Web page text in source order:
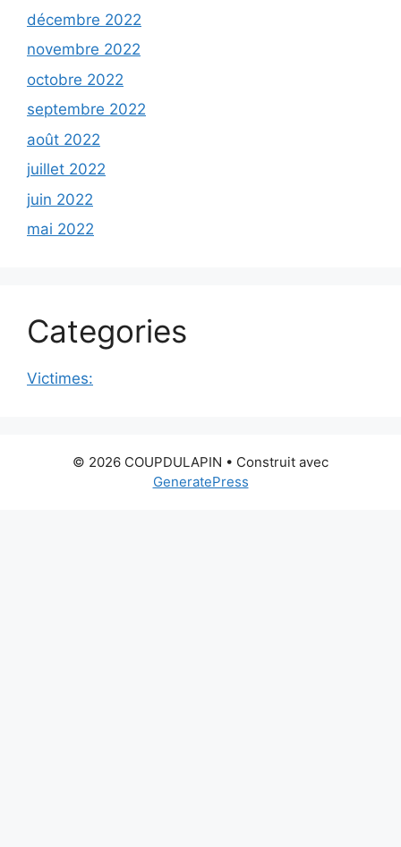
décembre 2022
novembre 2022
octobre 2022
septembre 2022
août 2022
juillet 2022
juin 2022
mai 2022
Categories
Victimes:
© 2026 COUPDULAPIN • Construit avec
GeneratePress